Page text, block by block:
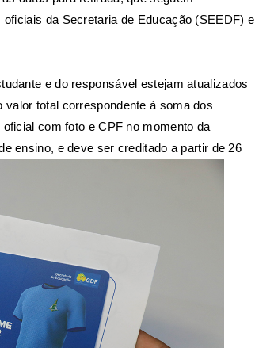
oficiais da Secretaria de Educação (SEEDF) e
e do responsável estejam atualizados
total correspondente à soma dos
com foto e CPF no momento da
ensino, e deve ser creditado a partir de 26